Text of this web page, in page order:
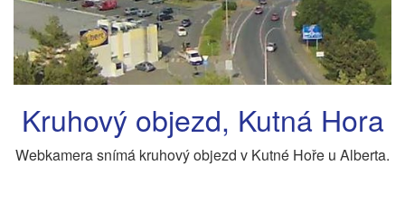
Kruhový objezd, Kutná Hora
Webkamera snímá kruhový objezd v Kutné Hoře u Alberta.